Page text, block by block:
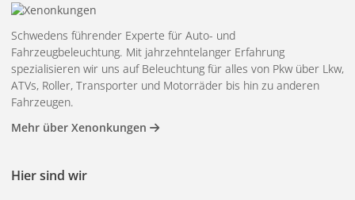
Schwedens führender Experte für Auto- und
Fahrzeugbeleuchtung. Mit jahrzehntelanger Erfahrung
spezialisieren wir uns auf Beleuchtung für alles von Pkw über Lkw,
ATVs, Roller, Transporter und Motorräder bis hin zu anderen
Fahrzeugen.
Mehr über Xenonkungen
Hier sind wir